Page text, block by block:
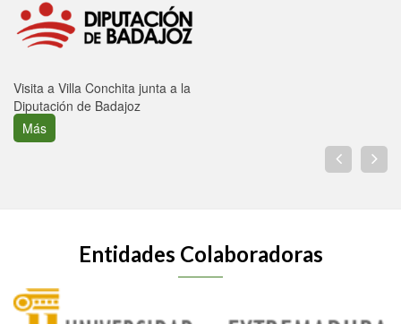
Visita a Villa Conchita junta a la
Diputación de Badajoz
Más
Entidades Colaboradoras